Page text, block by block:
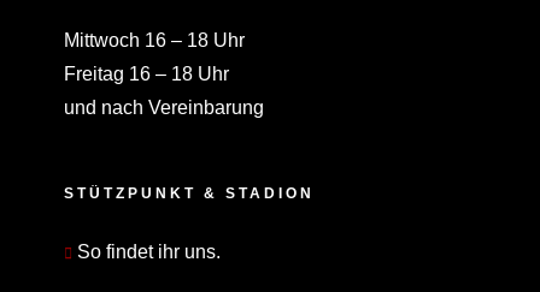
Mittwoch 16 – 18 Uhr
Freitag 16 – 18 Uhr
und nach Vereinbarung
STÜTZPUNKT & STADION
So findet ihr uns.